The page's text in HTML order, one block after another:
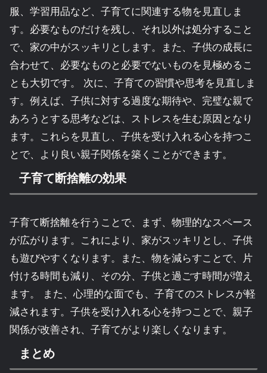
服、学習用品など、子育てに関連する物を見直しま
す。必要なものだけを残し、それ以外は処分すること
で、家の中がスッキリとします。また、子供の成長に
合わせて、必要なものと必要でないものを見極めるこ
とも大切です。 次に、子育ての習慣や思考を見直しま
す。例えば、子供に対する過度な期待や、完璧な親で
あろうとする思考などは、ストレスを生む原因となり
ます。これらを見直し、子供を受け入れる心を持つこ
とで、より良い親子関係を築くことができます。
子育て断捨離の効果
子育て断捨離を行うことで、まず、物理的なスペース
が広がります。これにより、家がスッキリとし、子供
も遊びやすくなります。また、物を減らすことで、片
付ける時間も減り、その分、子供と過ごす時間が増え
ます。 また、心理的な面でも、子育てのストレスが軽
減されます。子供を受け入れる心を持つことで、親子
関係が改善され、子育てがより楽しくなります。
まとめ